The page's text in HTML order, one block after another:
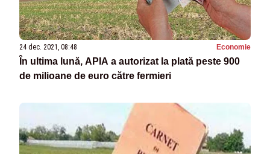
24 dec. 2021, 08:48 Economie
În ultima lună, APIA a autorizat la plată peste 900
de milioane de euro către fermieri